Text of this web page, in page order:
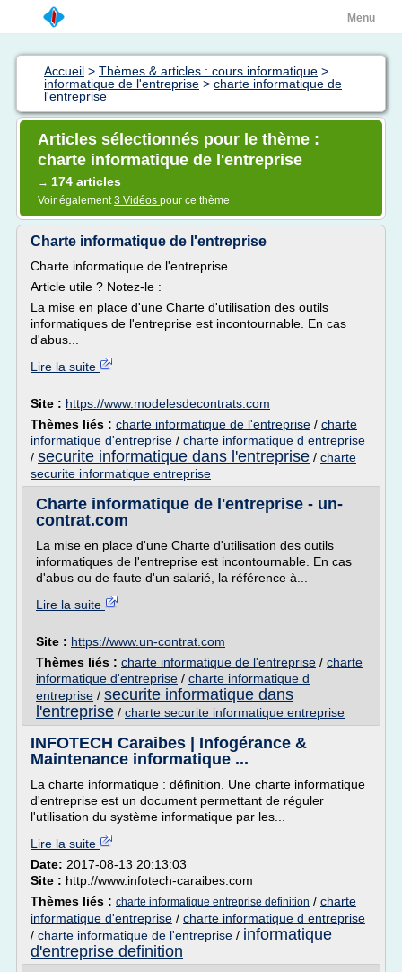
Menu
Accueil > Thèmes & articles : cours informatique >
informatique de l'entreprise > charte informatique de
l'entreprise
Articles sélectionnés pour le thème :
charte informatique de l'entreprise
→ 174 articles
Voir également3 Vidéos pour ce thème
Charte informatique de l'entreprise
Charte informatique de l'entreprise
Article utile ? Notez-le :
La mise en place d'une Charte d'utilisation des outils
informatiques de l'entreprise est incontournable. En cas
d'abus...
Lire la suite
Site : https://www.modelesdecontrats.com
Thèmes liés : charte informatique de l'entreprise / charte
informatique d'entreprise / charte informatique d entreprise
/ securite informatique dans l'entreprise / charte
securite informatique entreprise
Charte informatique de l'entreprise - un-
contrat.com
La mise en place d'une Charte d'utilisation des outils
informatiques de l'entreprise est incontournable. En cas
d'abus ou de faute d'un salarié, la référence à...
Lire la suite
Site : https://www.un-contrat.com
Thèmes liés : charte informatique de l'entreprise / charte
informatique d'entreprise / charte informatique d
entreprise / securite informatique dans
l'entreprise / charte securite informatique entreprise
INFOTECH Caraibes | Infogérance &
Maintenance informatique ...
La charte informatique : définition. Une charte informatique
d'entreprise est un document permettant de réguler
l'utilisation du système informatique par les...
Lire la suite
Date: 2017-08-13 20:13:03
Site : http://www.infotech-caraibes.com
Thèmes liés : charte informatique entreprise definition / charte
informatique d'entreprise / charte informatique d entreprise
/ charte informatique de l'entreprise / informatique
d'entreprise definition